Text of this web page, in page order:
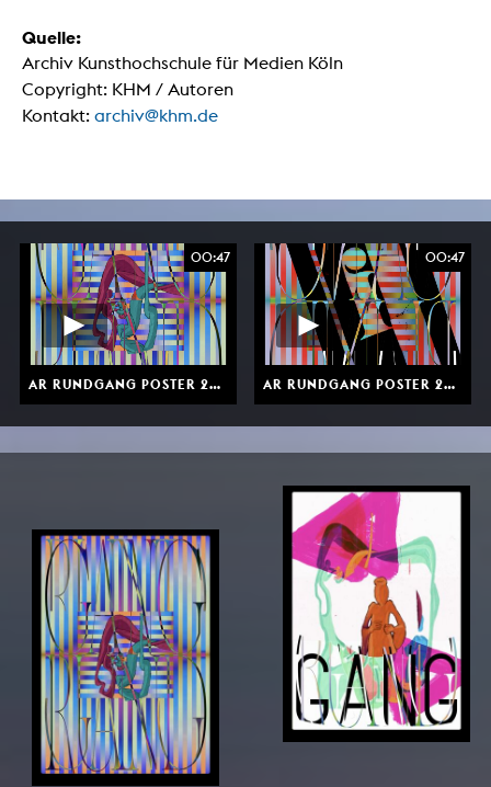
Quelle:
Archiv Kunsthochschule für Medien Köln
Copyright: KHM / Autoren
Kontakt: archiv@khm.de
00:47
AR RUNDGANG POSTER 2024
00:47
AR RUNDGANG POSTER 2024